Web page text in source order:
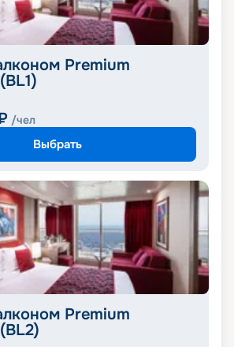
Premium
/чел
Выбрать
Premium